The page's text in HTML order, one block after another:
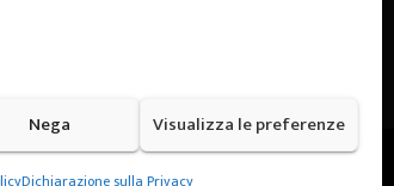
Nega Visualizza le preferenze
Dichiarazione sulla Privacy
Cookie Policy (UE)